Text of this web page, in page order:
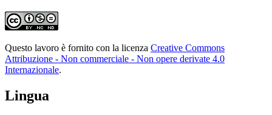
Questo lavoro è fornito con la licenza Creative Commons
Attribuzione - Non commerciale - Non opere derivate 4.0
Internazionale.
Lingua